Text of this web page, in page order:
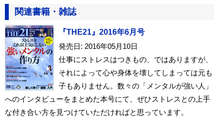
関連書籍・雑誌
『THE21』2016年6月号
発売日: 2016年05月10日
仕事にストレスはつきもの、ではありますが、
それによって心や身体を壊してしまっては元も
子もありません。数々の「メンタルが強い人」
へのインタビューをまとめた本号にて、ぜひストレスとの上手
な付き合い方を見つけていただければと思っています。